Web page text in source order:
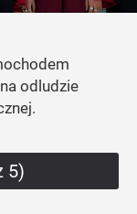
odludzie
5)